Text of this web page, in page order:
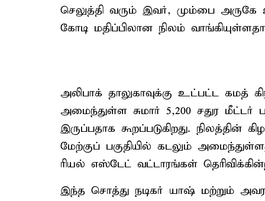
செலுத்தி வரும் இவர், மும்பை அருகே
கோடி மதிப்பிலான நிலம்
அலிபாக் தாலுகாவுக்கு உட்பட்ட கமத்
அமைந்துள்ள சுமார் 5,200 சதுர
இருப்பதாக கூறப்படுகிறது. நிலத்தின்
மேற்குப் பகுதியில் கடலும்
ரியல் எஸ்டேட் வட்டாரங்கள்
இந்த சொத்து நடிகர் யாஷ் மற்றும்